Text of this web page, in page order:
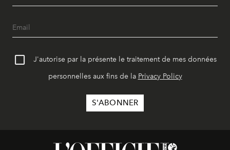
J'autorise par la présente le traitement de mes données
personnelles aux fins de la Privacy Policy